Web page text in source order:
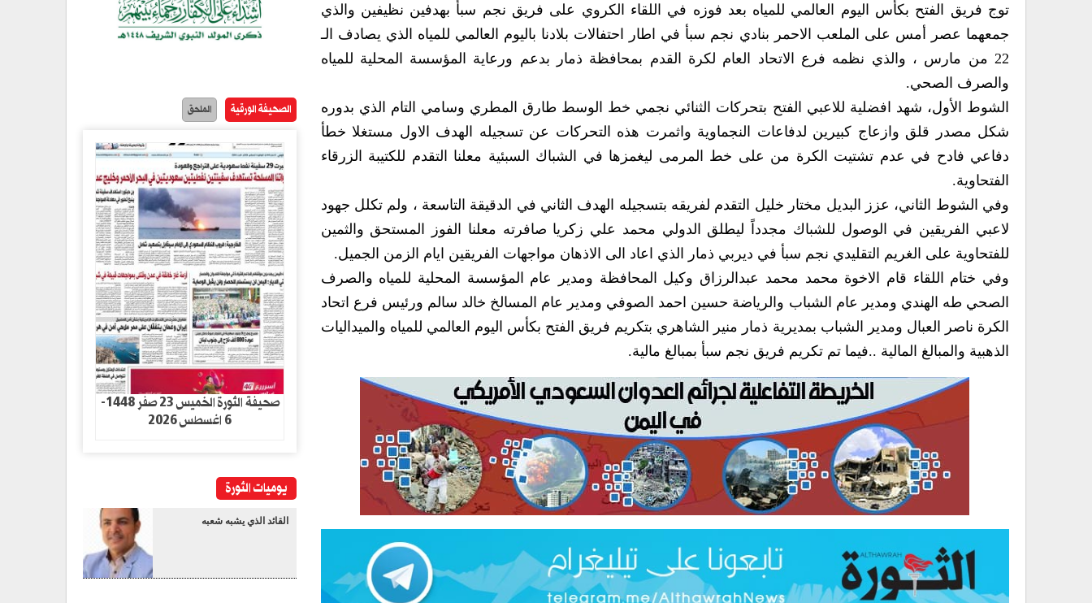
توج فريق الفتح بكأس اليوم العالمي للمياه بعد فوزه في اللقاء الكروي على فريق نجم سبأ بهدفين نظيفين والذي
جمعهما عصر أمس على الملعب الاحمر بنادي نجم سبأ في اطار احتفالات بلادنا باليوم العالمي للمياه الذي يصادف الـ
22 من مارس ، والذي نظمه فرع الاتحاد العام لكرة القدم بمحافظة ذمار بدعم ورعاية المؤسسة المحلية للمياه
والصرف الصحي.
الشوط الأول، شهد افضلية للاعبي الفتح بتحركات الثنائي نجمي خط الوسط طارق المطري وسامي التام الذي بدوره
شكل مصدر قلق وازعاج كبيرين لدفاعات النجماوية واثمرت هذه التحركات عن تسجيله الهدف الاول مستغلا خطأ
دفاعي فادح في عدم تشتيت الكرة من على خط المرمى ليغمزها في الشباك السبئية معلنا التقدم للكتيبة الزرقاء
الفتحاوية.
وفي الشوط الثاني، عزز البديل مختار خليل التقدم لفريقه بتسجيله الهدف الثاني في الدقيقة التاسعة ، ولم تكلل جهود
لاعبي الفريقين في الوصول للشباك مجدداً ليطلق الدولي محمد علي زكريا صافرته معلنا الفوز المستحق والثمين
للفتحاوية على الغريم التقليدي نجم سبأ في ديربي ذمار الذي اعاد الى الاذهان مواجهات الفريقين ايام الزمن الجميل.
وفي ختام اللقاء قام الاخوة محمد محمد عبدالرزاق وكيل المحافظة ومدير عام المؤسسة المحلية للمياه والصرف
الصحي طه الهندي ومدير عام الشباب والرياضة حسين احمد الصوفي ومدير عام المسالخ خالد سالم ورئيس فرع اتحاد
الكرة ناصر العبال ومدير الشباب بمديرية ذمار منير الشاهري بتكريم فريق الفتح بكأس اليوم العالمي للمياه والميداليات
الذهبية والمبالغ المالية ..فيما تم تكريم فريق نجم سبأ بمبالغ مالية.
الصحيفة الورقية الملحق
صحيفة الثورة الخميس 23 صفر 1448-
6 اغسطس 2026
يوميات الثورة
القائد الذي يشبه شعبه